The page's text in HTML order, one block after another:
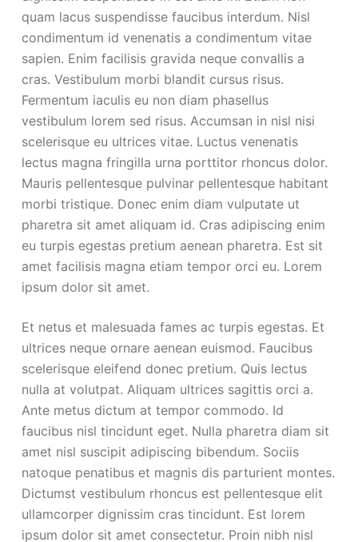
quam lacus suspendisse faucibus interdum. Nisl
condimentum id venenatis a condimentum vitae
sapien. Enim facilisis gravida neque convallis a
cras. Vestibulum morbi blandit cursus risus.
Fermentum iaculis eu non diam phasellus
vestibulum lorem sed risus. Accumsan in nisl nisi
scelerisque eu ultrices vitae. Luctus venenatis
lectus magna fringilla urna porttitor rhoncus dolor.
Mauris pellentesque pulvinar pellentesque habitant
morbi tristique. Donec enim diam vulputate ut
pharetra sit amet aliquam id. Cras adipiscing enim
eu turpis egestas pretium aenean pharetra. Est sit
amet facilisis magna etiam tempor orci eu. Lorem
ipsum dolor sit amet.
Et netus et malesuada fames ac turpis egestas. Et
ultrices neque ornare aenean euismod. Faucibus
scelerisque eleifend donec pretium. Quis lectus
nulla at volutpat. Aliquam ultrices sagittis orci a.
Ante metus dictum at tempor commodo. Id
faucibus nisl tincidunt eget. Nulla pharetra diam sit
amet nisl suscipit adipiscing bibendum. Sociis
natoque penatibus et magnis dis parturient montes.
Dictumst vestibulum rhoncus est pellentesque elit
ullamcorper dignissim cras tincidunt. Est lorem
ipsum dolor sit amet consectetur. Proin nibh nisl